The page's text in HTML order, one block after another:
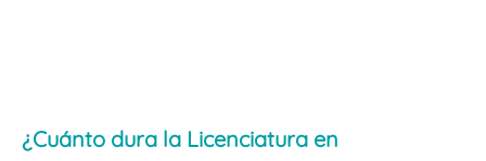
¿Cuánto dura la Licenciatura en